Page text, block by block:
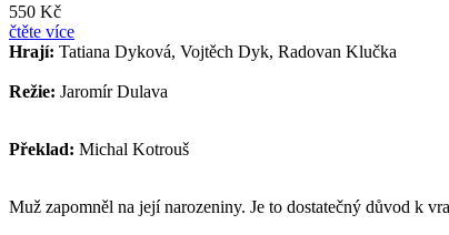
550 Kč
čtěte více
Hrají: Tatiana Dyková, Vojtěch Dyk, Radovan Klučka
Režie: Jaromír Dulava
Překlad: Michal Kotrouš
Muž zapomněl na její narozeniny. Je to dostatečný důvod k